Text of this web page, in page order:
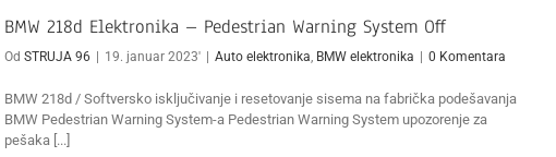
BMW 218d Elektronika – Pedestrian Warning System Off
OdSTRUJA 96 19. januar 2023' Auto elektronika, BMW elektronika 0 Komentara
BMW 218d / Softversko isključivanje i resetovanje sisema na fabrička podešavanja
BMW Pedestrian Warning System-a Pedestrian Warning System upozorenje za
pešaka [...]